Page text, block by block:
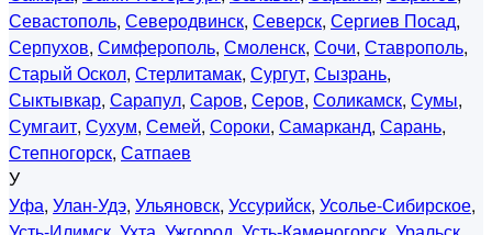
Севастополь, Северодвинск, Северск, Сергиев Посад,
Серпухов, Симферополь, Смоленск, Сочи, Ставрополь,
Старый Оскол, Стерлитамак, Сургут, Сызрань,
Сыктывкар, Сарапул, Саров, Серов, Соликамск, Сумы,
Сумгаит, Сухум, Семей, Сороки, Самарканд, Сарань,
Степногорск, Сатпаев
У
Уфа, Улан-Удэ, Ульяновск, Уссурийск, Усолье-Сибирское,